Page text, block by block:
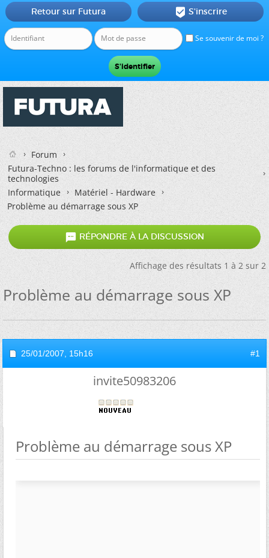
Se souvenir de moi ?
Retour sur Futura  S'inscrire
Forum
Futura-Techno : les forums de l'informatique et des
technologies
Informatique
Matériel - Hardware
Problème au démarrage sous XP
 RÉPONDRE À LA DISCUSSION
Affichage des résultats 1 à 2 sur 2
Problème au démarrage sous XP
25/01/2007, 15h16 #1
invite50983206
Problème au démarrage sous XP